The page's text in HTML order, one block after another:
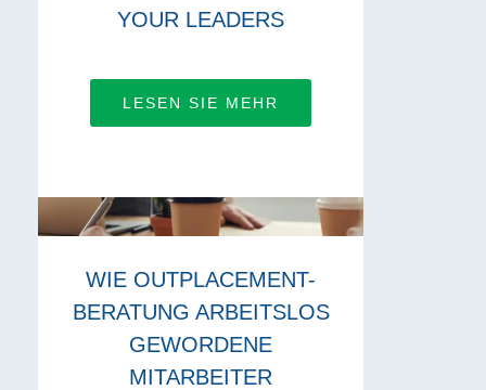
YOUR LEADERS
LESEN SIE MEHR
WIE OUTPLACEMENT-
BERATUNG ARBEITSLOS
GEWORDENE
MITARBEITER